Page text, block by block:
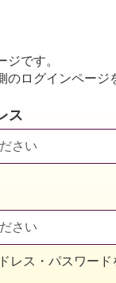
です。
ログインページ
ス
レス・パスワード